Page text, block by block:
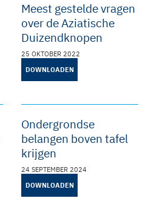
Meest gestelde vragen
over de Aziatische
Duizendknopen
25 OKTOBER 2022
DOWNLOADEN
Ondergrondse
belangen boven tafel
krijgen
24 SEPTEMBER 2024
DOWNLOADEN